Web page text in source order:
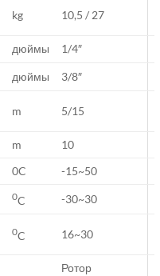
kg 10,5 / 27
дюймы 1/4″
дюймы
3/8″
m 5/15
m 10
0C -15~50
0C -30~30
0C 16~30
Ротор